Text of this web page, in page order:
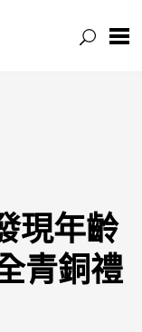
現年齡
青銅禮